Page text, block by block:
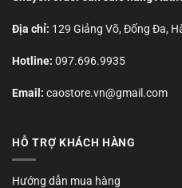
Địa chỉ: 129 Giảng Võ, Đống Đa,
Hotline: 097.696.9935
Email: caostore.vn@gmail.com
HỖ TRỢ KHÁCH HÀNG
Hướng dẫn mua hàng